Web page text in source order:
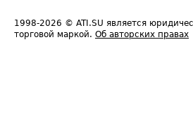
1998-2026 © ATI.SU является
торговой маркой. Об авторских правах